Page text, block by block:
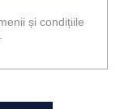
și condițiile